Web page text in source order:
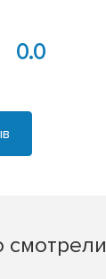
0.0
смотрели